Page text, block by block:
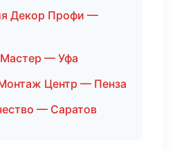
Декор Профи —
— Уфа
Центр — Пенза
— Саратов